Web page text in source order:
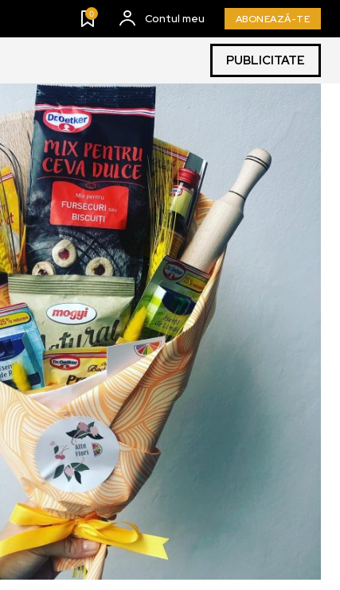
0 Contul meu ABONEAZĂ-TE
PUBLICITATE